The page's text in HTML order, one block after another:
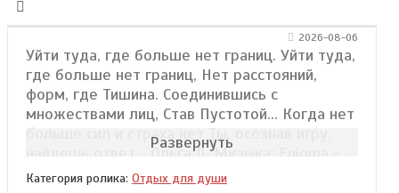
Уйти туда, где больше нет границ. Уйти туда,
где больше нет границ, Нет расстояний,
форм, где Тишина. Соединившись с
множествами лиц, Став Пустотой... Когда нет
больше сил и страха нет Ты, осознав игру,
найдешь ответ... Ольга Л. Музыка: Enigma -
T.N.T. For The Brain.
Развернуть
Категория ролика: Отдых для души
2026-08-06